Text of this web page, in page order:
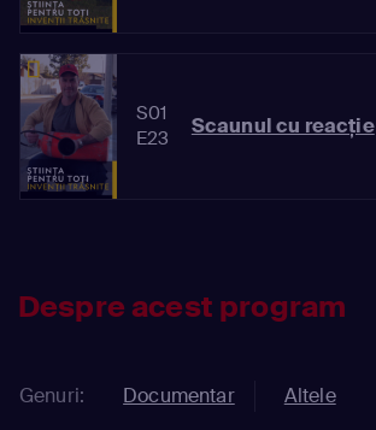
S01
E23
Scaunul cu reacție
Despre acest program
Genuri: Documentar
Altele